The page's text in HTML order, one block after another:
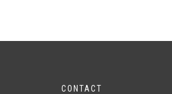
CONTACT